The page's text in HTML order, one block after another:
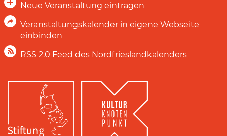
Neue Veranstaltung eintragen
Veranstaltungskalender in eigene Webseite
einbinden
RSS 2.0 Feed des Nordfrieslandkalenders